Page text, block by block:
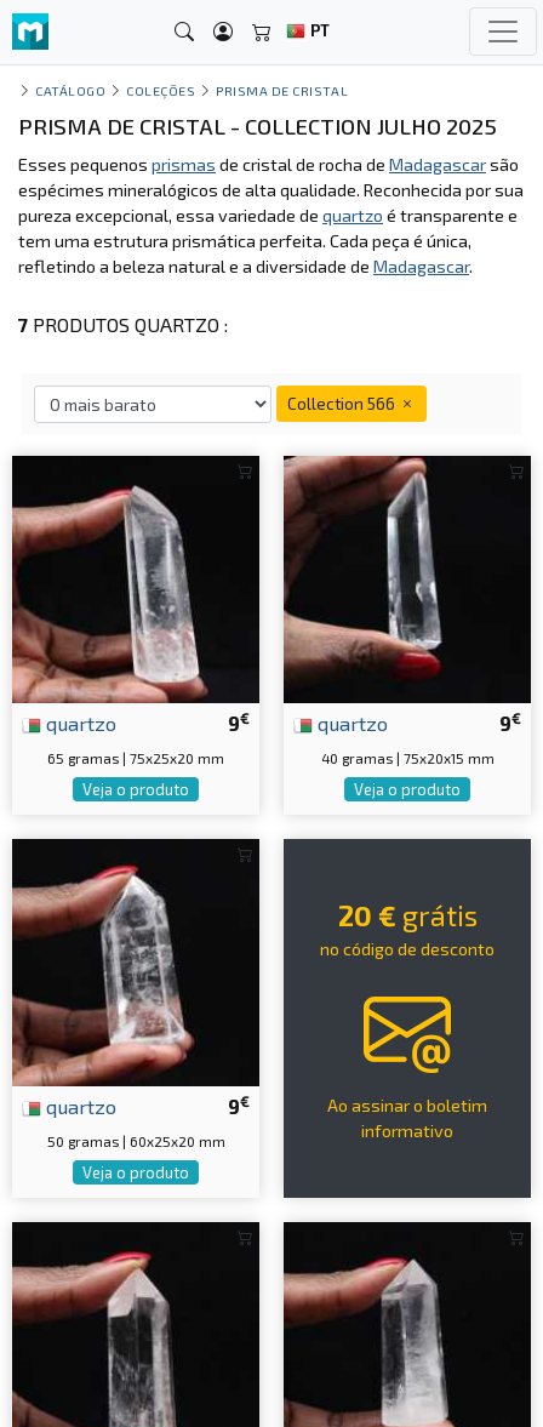
PT
CATÁLOGO COLEÇÕES PRISMA DE CRISTAL
PRISMA DE CRISTAL - COLLECTION JULHO 2025
Esses pequenos prismas de cristal de rocha de Madagascarsão
espécimes mineralógicos de alta qualidade. Reconhecida por sua
pureza excepcional, essa variedade de quartzo é transparente e
tem uma estrutura prismática perfeita. Cada peça é única,
refletindo a beleza natural e a diversidade de Madagascar.
7 PRODUTOS QUARTZO :
Collection 566
9€
quartzo
65 gramas | 75x25x20 mm
Veja o produto
9€
quartzo
40 gramas | 75x20x15 mm
Veja o produto
9€
quartzo
50 gramas | 60x25x20 mm
Veja o produto
20 € grátis
no código de desconto
Ao assinar o boletim
informativo